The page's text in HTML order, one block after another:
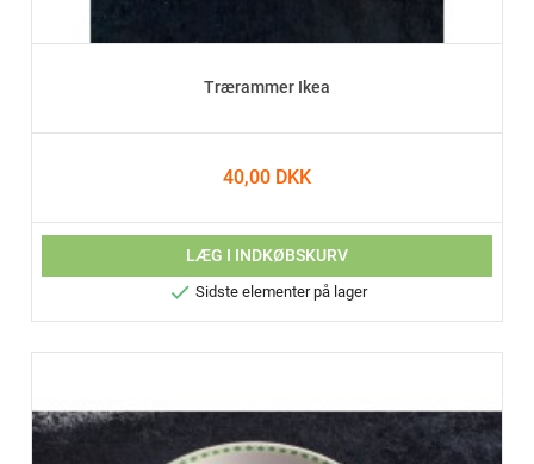
Trærammer Ikea
40,00 DKK
LÆG I INDKØBSKURV
 Sidste elementer på lager